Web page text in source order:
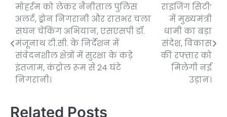
Post
navigation
मोहर्रम को लेकर नैनीताल पुलिस
अलर्ट, ड्रोन निगरानी और रातभर चला
सघन चेकिंग अभियान, एसएसपी डॉ.
मंजूनाथ टी.सी. के निर्देशन में
संवेदनशील क्षेत्रों में सुरक्षा के कड़े
इंतजाम, कंट्रोल रूम से 24 घंटे
निगरानी।
राइजिंग सिटी’
में मुख्यमंत्री
धामी का बड़ा
संदेश, विकास
की रफ्तार को
मिलेगी नई
उड़ान।
Related Posts